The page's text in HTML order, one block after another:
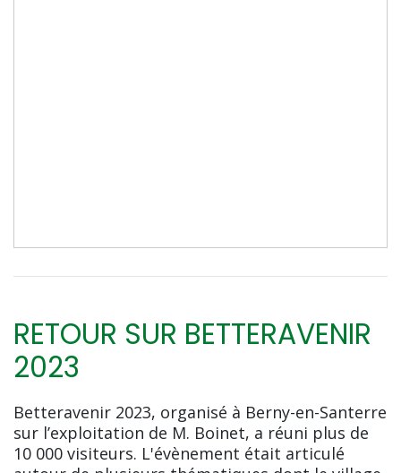
RETOUR SUR BETTERAVENIR
2023
Betteravenir 2023, organisé à Berny-en-Santerre
sur l’exploitation de M. Boinet, a réuni plus de
10 000 visiteurs. L'évènement était articulé